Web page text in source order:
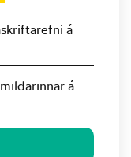
á
á